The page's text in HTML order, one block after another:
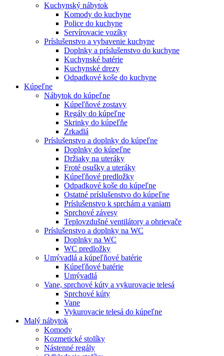
Kuchynský nábytok
Komody do kuchyne
Police do kuchyne
Servírovacie vozíky
Príslušenstvo a vybavenie kuchyne
Doplnky a príslušenstvo do kuchyne
Kuchynské batérie
Kuchynské drezy
Odpadkové koše do kuchyne
Kúpeľne
Nábytok do kúpeľne
Kúpeľňové zostavy
Regály do kúpeľne
Skrinky do kúpeľňe
Zrkadlá
Príslušenstvo a doplnky do kúpeľne
Doplnky do kúpeľne
Držiaky na uteráky
Froté osušky a uteráky
Kúpeľňové predložky
Odpadkové koše do kúpeľne
Ostatné príslušenstvo do kúpeľne
Príslušenstvo k sprchám a vaniam
Sprchové závesy
Teplovzdušné ventilátory a ohrievače
Príslušenstvo a doplnky na WC
Doplnky na WC
WC predložky
Umývadlá a kúpeľňové batérie
Kúpeľňové batérie
Umývadlá
Vane, sprchové kúty a vykurovacie telesá
Sprchové kúty
Vane
Vykurovacie telesá do kúpeľne
Malý nábytok
Komody
Kozmetické stolíky
Nástenné regály